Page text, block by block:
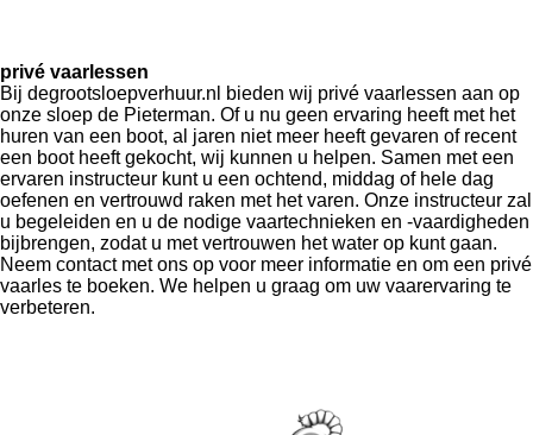
privé vaarlessen
Bij degrootsloepverhuur.nl bieden wij privé vaarlessen aan op
onze sloep de Pieterman. Of u nu geen ervaring heeft met het
huren van een boot, al jaren niet meer heeft gevaren of recent
een boot heeft gekocht, wij kunnen u helpen. Samen met een
ervaren instructeur kunt u een ochtend, middag of hele dag
oefenen en vertrouwd raken met het varen. Onze instructeur zal
u begeleiden en u de nodige vaartechnieken en -vaardigheden
bijbrengen, zodat u met vertrouwen het water op kunt gaan.
Neem contact met ons op voor meer informatie en om een privé
vaarles te boeken. We helpen u graag om uw vaarervaring te
verbeteren.